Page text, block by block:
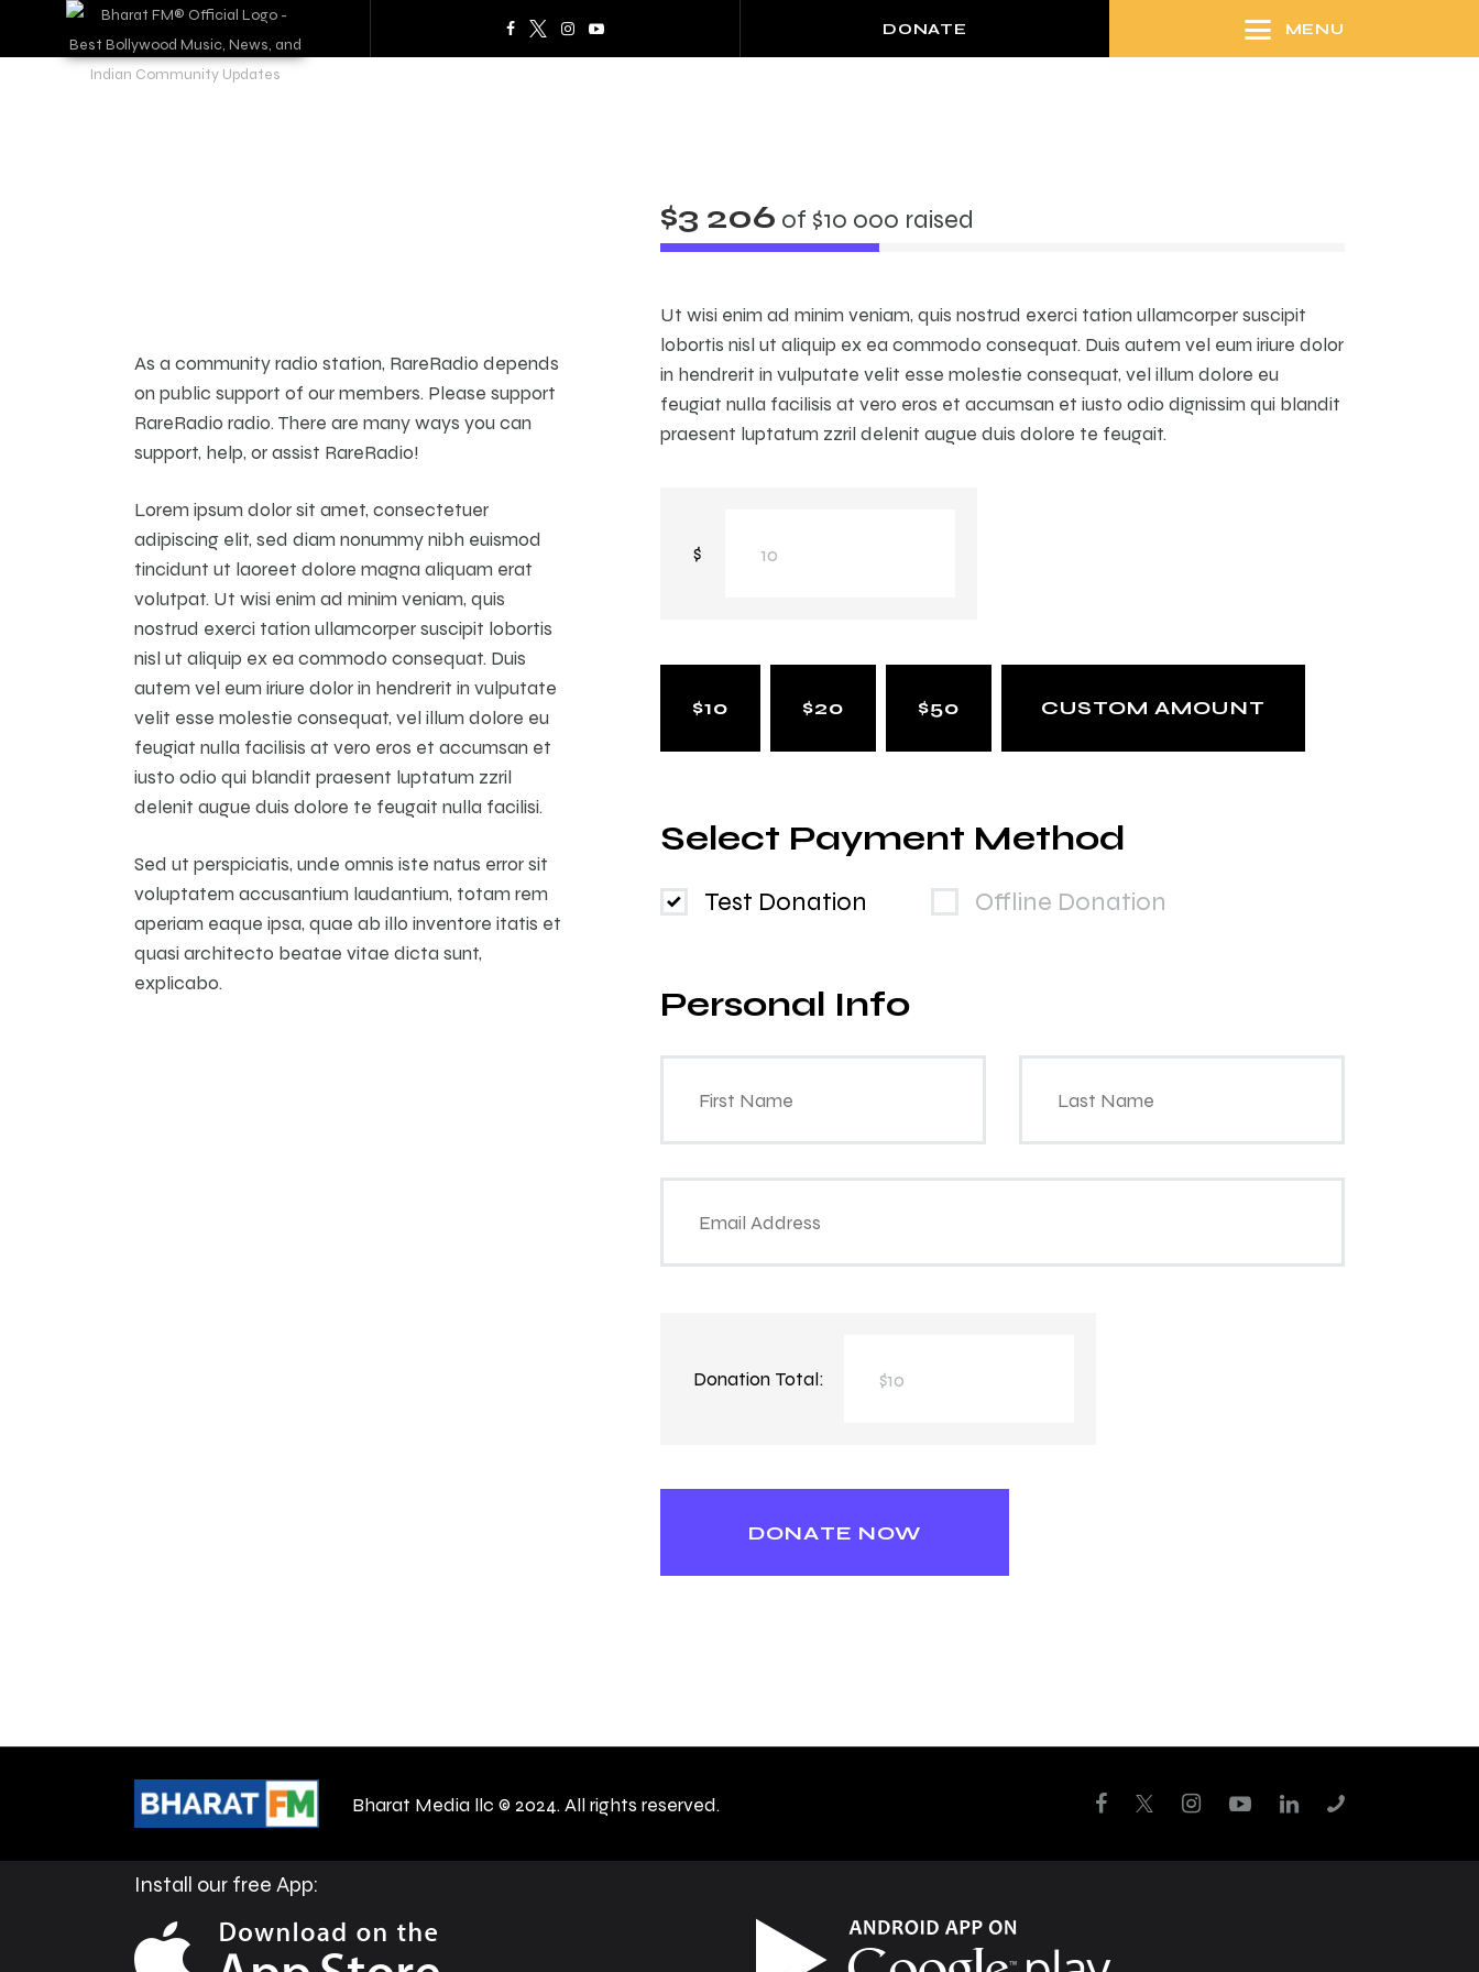
DONATE MENU
As a community radio station, RareRadio depends
on public support of our members. Please support
RareRadio radio. There are many ways you can
support, help, or assist RareRadio!
Lorem ipsum dolor sit amet, consectetuer
adipiscing elit, sed diam nonummy nibh euismod
tincidunt ut laoreet dolore magna aliquam erat
volutpat. Ut wisi enim ad minim veniam, quis
nostrud exerci tation ullamcorper suscipit lobortis
nisl ut aliquip ex ea commodo consequat. Duis
autem vel eum iriure dolor in hendrerit in vulputate
velit esse molestie consequat, vel illum dolore eu
feugiat nulla facilisis at vero eros et accumsan et
iusto odio qui blandit praesent luptatum zzril
delenit augue duis dolore te feugait nulla facilisi.
Sed ut perspiciatis, unde omnis iste natus error sit
voluptatem accusantium laudantium, totam rem
aperiam eaque ipsa, quae ab illo inventore itatis et
quasi architecto beatae vitae dicta sunt,
explicabo.
$3 206 of$10 000 raised
Ut wisi enim ad minim veniam, quis nostrud exerci tation ullamcorper suscipit
lobortis nisl ut aliquip ex ea commodo consequat. Duis autem vel eum iriure dolor
in hendrerit in vulputate velit esse molestie consequat, vel illum dolore eu
feugiat nulla facilisis at vero eros et accumsan et iusto odio dignissim qui blandit
praesent luptatum zzril delenit augue duis dolore te feugait.
$
$10 $20 $50 CUSTOM AMOUNT
Select Payment Method
Test Donation Offline Donation
Personal Info
Donation Total: $10
Bharat Media llc © 2024. All rights reserved.
Install our free App: